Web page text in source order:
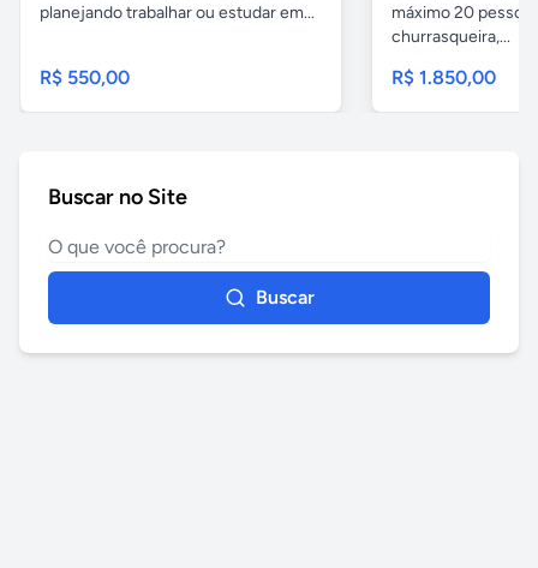
planejando trabalhar ou estudar em...
R$ 550,00
máximo 20
churrasqueira,...
R$ 1.850,00
Buscar no Site
Buscar